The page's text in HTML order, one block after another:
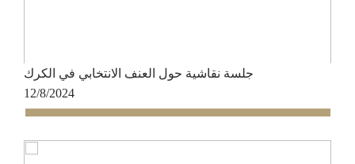
جلسة نقاشية حول العنف الانتخابي في الكرك
12/8/2024